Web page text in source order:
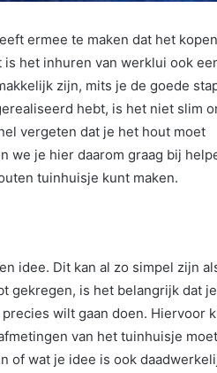
ermee te maken dat het
het inhuren van werklui ook
zijn, mits je de goede
hebt, is het niet slim
vergeten dat je het hout moet
we je hier daarom graag bij
tuinhuisje kunt maken.
idee. Dit kan al zo simpel zijn
gekregen, is het belangrijk dat
wilt gaan doen. Hiervoor
van het tuinhuisje
of wat je idee is ook